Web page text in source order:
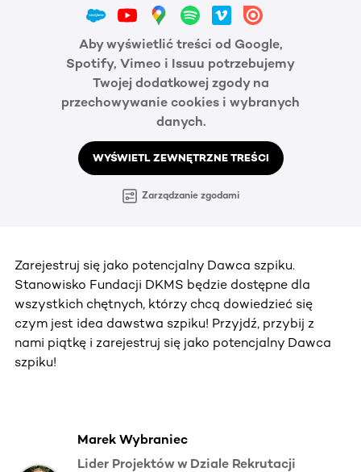
Aby wyświetlić treści od Google,
Spotify, Vimeo i Issuu potrzebujemy
Twojej dodatkowej zgody na
przechowywanie cookies i wybranych
danych.
WYŚWIETL ZEWNĘTRZNE TREŚCI
Zarządzanie zgodami
Zarejestruj się jako potencjalny Dawca szpiku.
Stanowisko Fundacji DKMS będzie dostępne dla
wszystkich chętnych, którzy chcą dowiedzieć się
czym jest idea dawstwa szpiku! Przyjdź, przybij z
nami piątkę i zarejestruj się jako potencjalny Dawca
szpiku!
Marek Wybraniec
Lider Projektów w Dziale Rekrutacji